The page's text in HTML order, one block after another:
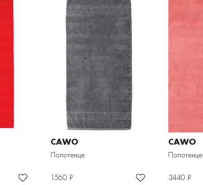
CAWO
Полотенце
1560 ₽
CAWO
Полотенце
3440 ₽